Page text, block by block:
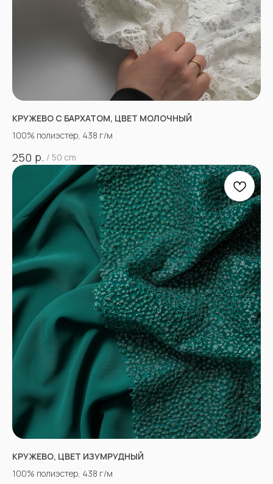
КРУЖЕВО С БАРХАТОМ, ЦВЕТ МОЛОЧНЫЙ
100% полиэстер, 438 г/м
250 р. / 50 cm
КРУЖЕВО, ЦВЕТ ИЗУМРУДНЫЙ
100% полиэстер, 438 г/м